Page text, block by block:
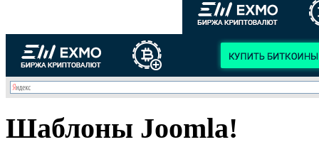
Шаблоны Joomla!